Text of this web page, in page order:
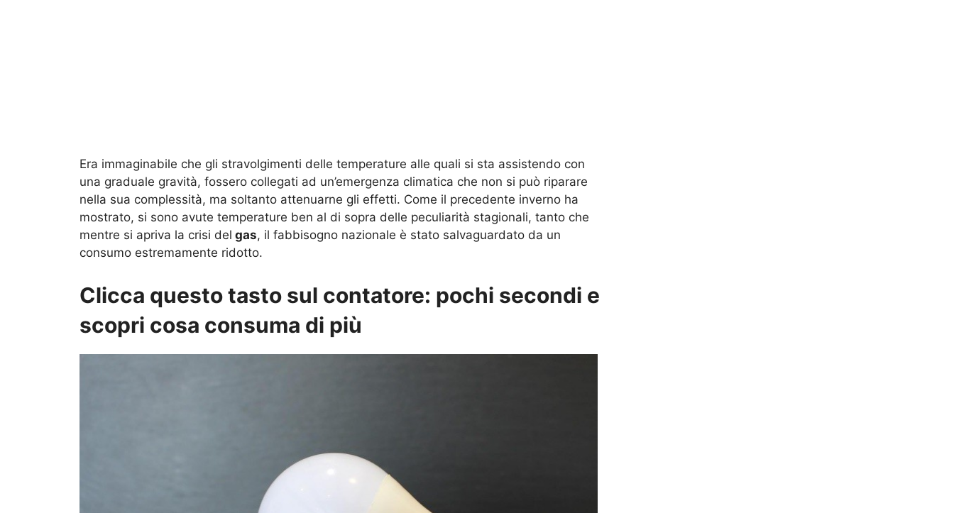
Era immaginabile che gli stravolgimenti delle temperature alle quali si sta assistendo con
una graduale gravità, fossero collegati ad un’emergenza climatica che non si può riparare
nella sua complessità, ma soltanto attenuarne gli effetti. Come il precedente inverno ha
mostrato, si sono avute temperature ben al di sopra delle peculiarità stagionali, tanto che
mentre si apriva la crisi del gas, il fabbisogno nazionale è stato salvaguardato da un
consumo estremamente ridotto.
Clicca questo tasto sul contatore: pochi secondi e
scopri cosa consuma di più